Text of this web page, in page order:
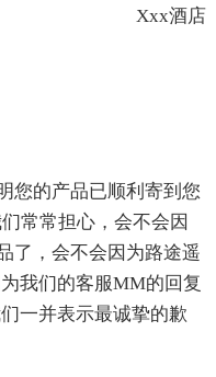
Xxx酒店
您的产品已顺利寄到您
常常担心，会不会因
了，会不会因为路途遥
我们的客服MM的回复
一并表示最诚挚的歉